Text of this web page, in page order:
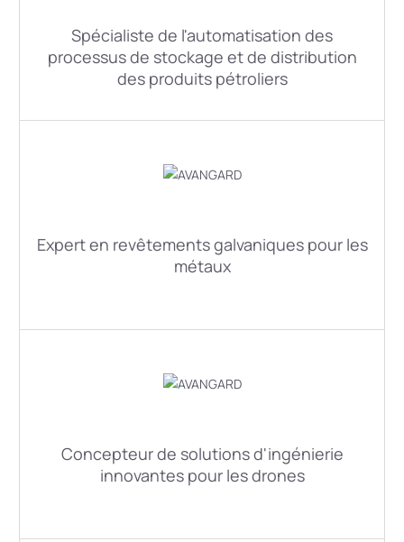
Spécialiste de l'automatisation des
processus de stockage et de distribution
des produits pétroliers
Expert en revêtements galvaniques pour les
métaux
Concepteur de solutions d'ingénierie
innovantes pour les drones